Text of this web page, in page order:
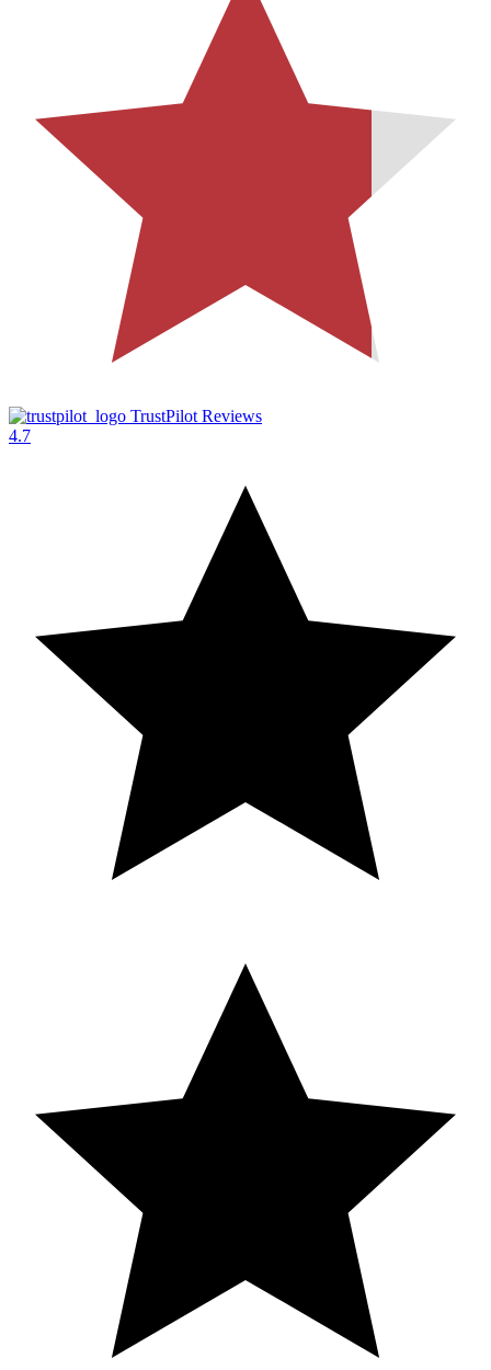
TrustPilot Reviews
4.7